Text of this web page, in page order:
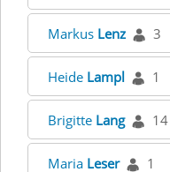
Markus Lenz 3
Heide Lampl 1
Brigitte Lang 14
Maria Leser 1